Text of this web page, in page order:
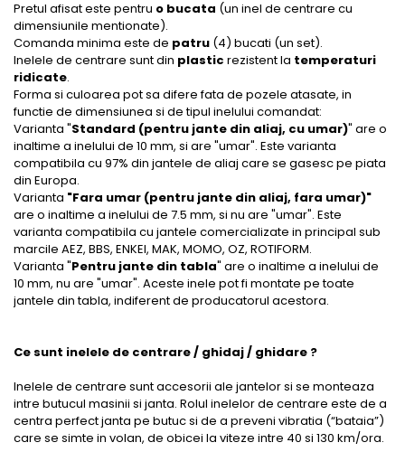
Pretul afisat este pentru o bucata (un inel de centrare cu
dimensiunile mentionate).
Comanda minima este de patru (4) bucati (un set).
Inelele de centrare sunt din plastic rezistent la temperaturi
ridicate.
Forma si culoarea pot sa difere fata de pozele atasate, in
functie de dimensiunea si de tipul inelului comandat:
Varianta "Standard (pentru jante din aliaj, cu umar)" are o
inaltime a inelului de 10 mm, si are "umar". Este varianta
compatibila cu 97% din jantele de aliaj care se gasesc pe piata
din Europa.
Varianta "Fara umar (pentru jante din aliaj, fara umar)"
are o inaltime a inelului de 7.5 mm, si nu are "umar". Este
varianta compatibila cu jantele comercializate in principal sub
marcile AEZ, BBS, ENKEI, MAK, MOMO, OZ, ROTIFORM.
Varianta "Pentru jante din tabla" are o inaltime a inelului de
10 mm, nu are "umar". Aceste inele pot fi montate pe toate
jantele din tabla, indiferent de producatorul acestora.
Ce sunt inelele de centrare / ghidaj / ghidare ?
Inelele de centrare sunt accesorii ale jantelor si se monteaza
intre butucul masinii si janta. Rolul inelelor de centrare este de a
centra perfect janta pe butuc si de a preveni vibratia (“bataia”)
care se simte in volan, de obicei la viteze intre 40 si 130 km/ora.